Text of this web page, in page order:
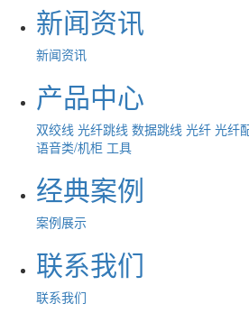
新闻资讯
新闻资讯
产品中心
双绞线 光纤跳线 数据跳线 光纤 光纤
语音类/机柜 工具
经典案例
案例展示
联系我们
联系我们